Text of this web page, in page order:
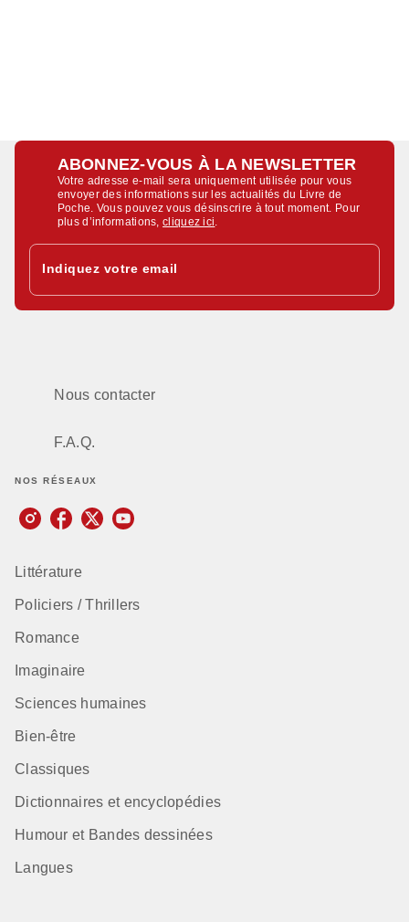
ABONNEZ-VOUS À LA NEWSLETTER
Votre adresse e-mail sera uniquement utilisée pour vous
envoyer des informations sur les actualités du Livre de
Poche. Vous pouvez vous désinscrire à tout moment. Pour
plus d’informations,cliquez ici
Indiquez votre email
Nous contacter
F.A.Q.
NOS RÉSEAUX
Littérature
Policiers / Thrillers
Romance
Imaginaire
Sciences humaines
Bien-être
Classiques
Dictionnaires et encyclopédies
Humour et Bandes dessinées
Langues